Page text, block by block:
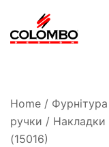
Home / Фурнітура
ручки / Накладки
(15016)